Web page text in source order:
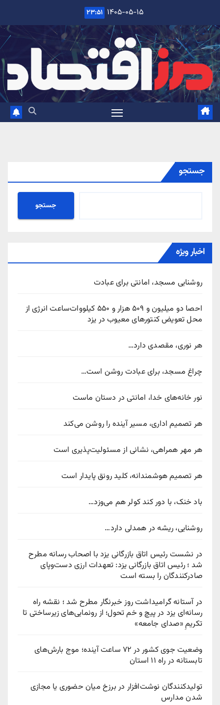
content
۱۴۰۵-۰۵-۱۵ ۲۳:۵۱
جستجو
جستجو
اخبار ویژه
روشنایی مسجد، امانتی برای عبادت
احصا دو میلیون و ۵۰۹ هزار و ۵۵۰ کیلووات‌ساعت انرژی از
محل تعویض کنتورهای معیوب در یزد
هر نوری، مقصدی دارد…
چراغ مسجد، برای عبادت روشن است…
نور خانه‌های خدا، امانتی در دستان ماست
هر تصمیم اداری، مسیر آینده را روشن می‌کند
هر مهر همراهی، نشانی از مسئولیت‌پذیری است
هر تصمیم هوشمندانه، کلید رونق پایدار است
باد خنک، با دور کند کولر هم می‌وزد…
روشنایی، ریشه در همدلی دارد…
در نشست رئیس اتاق بازرگانی یزد با اصحاب رسانه مطرح
شد ؛ رئیس اتاق بازرگانی یزد: تعهدات ارزی دست‌وپای
صادرکنندگان را بسته است
در آستانه گرامیداشت روز خبرنگار مطرح شد ؛ نقشه راه
رسانه‌ای یزد در پیچ‌ و خم تحول؛ از رونمایی‌های زیرساختی تا
تکریمِ «صدای جامعه»
وضعیت جوی کشور در ۷۲ ساعت آینده؛ موج بارش‌های
تابستانه در راه ۱۱ استان
تولیدکنندگان نوشت‌افزار در برزخ میان حضوری یا مجازی
شدن مدارس